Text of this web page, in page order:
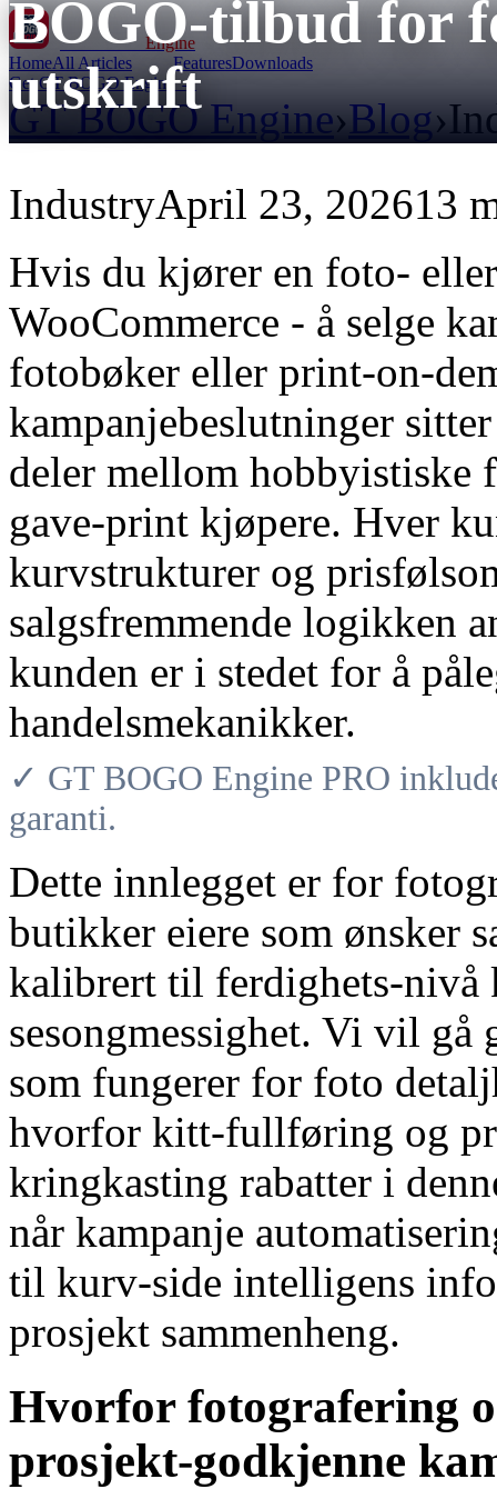
GT BOGO Engine
HomeAll Articles FeaturesDownloads
Get GT BOGO Engine →
GT BOGO Engine›Blog›
BOGO-tilbud for
utskrift
IndustryApril 23, 202613
Hvis du kjører en foto-
WooCommerce - å selge
fotobøker eller print-on-
kampanjebeslutninger
deler mellom hobbyistiske
gave-print kjøpere. Hver
kurvstrukturer og
salgsfremmende logikken
kunden er i stedet for å
handelsmekanikker.
✓ GT BOGO Engine PRO
garanti.
Dette innlegget er for
butikker eiere som ønsker
kalibrert til ferdighets-nivå
sesongmessighet. Vi vil gå
som fungerer for foto
hvorfor kitt-fullføring og
kringkasting rabatter i
når kampanje
til kurv-side intelligens
prosjekt sammenheng.
Hvorfor fotografering
prosjekt-godkjenne